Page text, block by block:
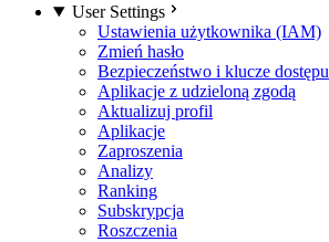
User Settings
Ustawienia użytkownika (IAM)
Zmień hasło
Bezpieczeństwo i klucze dostępu
Aplikacje z udzieloną zgodą
Aktualizuj profil
Aplikacje
Zaproszenia
Analizy
Ranking
Subskrypcja
Roszczenia